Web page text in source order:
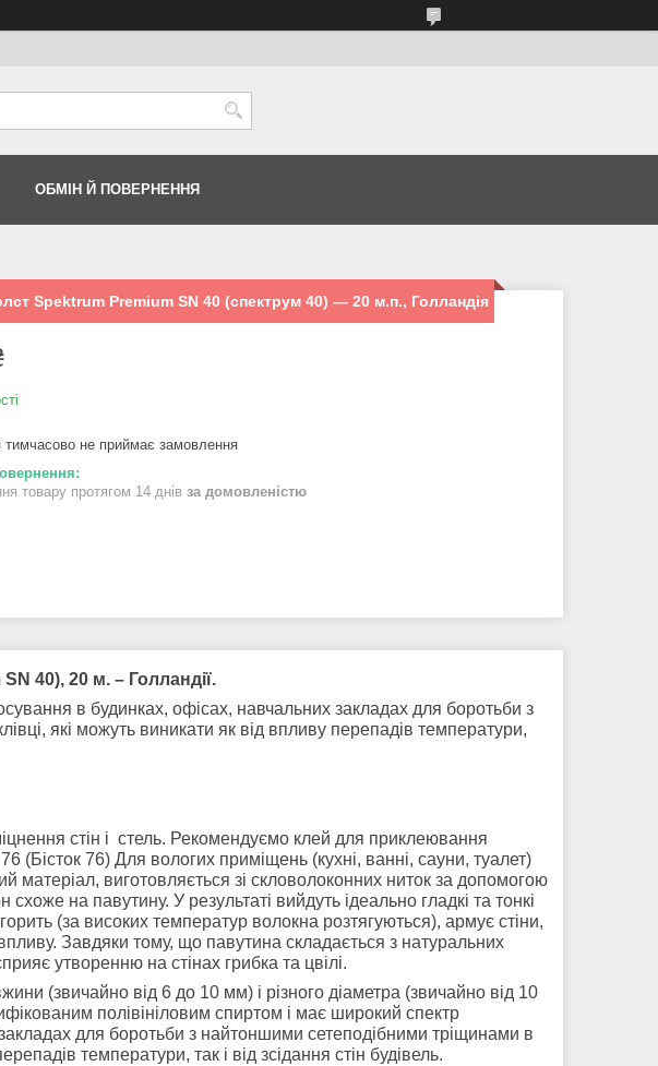
ОБМІН Й ПОВЕРНЕННЯ
Spektrum Premium SN 40 (спектрум 40) — 20 м.п., Голландія
тимчасово не приймає замовлення
товару протягом 14 днів за домовленістю
40), 20 м. – Голландії.
в будинках, офісах, навчальних закладах для боротьби з
які можуть виникати як від впливу перепадів температури,
стін і стель. Рекомендуємо клей для приклеювання
(Бісток 76) Для вологих приміщень (кухні, ванні, сауни, туалет)
виготовляється зі скловолоконних ниток за допомогою
на павутину. У результаті вийдуть ідеально гладкі та тонкі
(за високих температур волокна розтягуються), армує стіни,
Завдяки тому, що павутина складається з натуральних
утворенню на стінах грибка та цвілі.
(звичайно від 6 до 10 мм) і різного діаметра (звичайно від 10
полівініловим спиртом і має широкий спектр
для боротьби з найтоншими сетеподібними тріщинами в
температури, так і від зсідання стін будівель.